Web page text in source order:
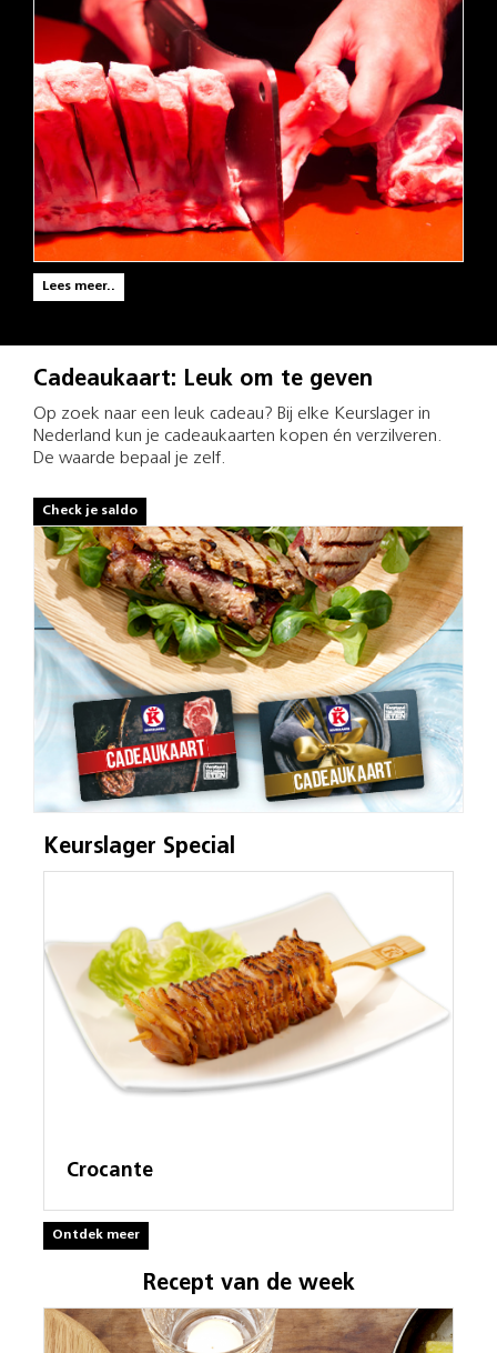
Lees meer..
Cadeaukaart: Leuk om te geven
Op zoek naar een leuk cadeau? Bij elke Keurslager in
Nederland kun je cadeaukaarten kopen én verzilveren.
De waarde bepaal je zelf.
Check je saldo
Keurslager Special
Crocante
Ontdek meer
Recept van de week